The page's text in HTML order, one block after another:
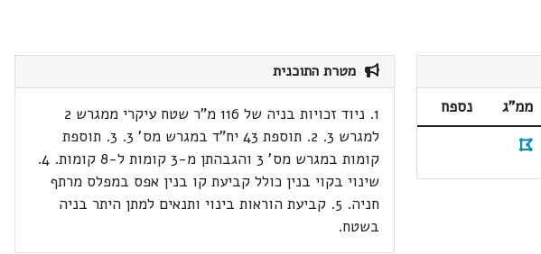
ממ"ג
נספח
מטרת התוכנית
1. ניוד זכויות בניה של 116 מ"ר שטח עיקרי ממגרש 2
למגרש 3. 2. תוספת 43 יח"ד במגרש מס' 3. 3. תוספת
קומות במגרש מס' 3 והגבהתן מ-3 קומות ל-8 קומות. 4.
שינוי בקוי בנין כולל קביעת קו בנין אפס במפלס מרתף
חניה. 5. קביעת הוראות בינוי ותנאים למתן היתר בניה
בשטח.